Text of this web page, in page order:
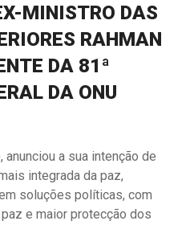
MINISTRO DAS
RAHMAN
DA 81ª
DA ONU
a sua intenção de
integrada da paz,
soluções políticas, com
e maior protecção dos